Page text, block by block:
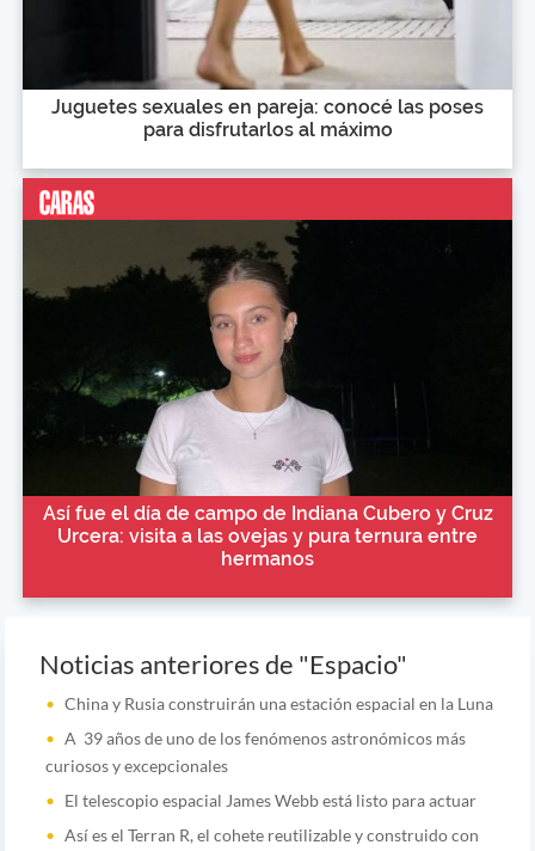
Juguetes sexuales en pareja: conocé las poses
para disfrutarlos al máximo
Así fue el día de campo de Indiana Cubero y Cruz
Urcera: visita a las ovejas y pura ternura entre
hermanos
Noticias anteriores de "Espacio"
China y Rusia construirán una estación espacial en la Luna
A 39 años de uno de los fenómenos astronómicos más
curiosos y excepcionales
El telescopio espacial James Webb está listo para actuar
Así es el Terran R, el cohete reutilizable y construido con